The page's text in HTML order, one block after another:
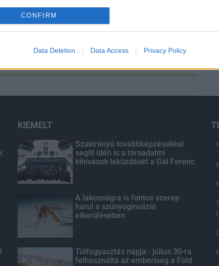
allow Google to enable storage related to security, including
functionality and fraud prevention, and other user protection.
CONFIRM
Data Deletion Data Access Privacy Policy
villamosenergia-rendszert a
KIEMELT
Szakirányú továbbképzésekkel
segíti idén is a társadalmi
kihívások leküzdését a Gál Ferenc
A lakosságra is fontos szerep
hárul a szúnyoginvázió
elkerülésében
Túlfogyasztás napja - július 30-ra
felhasználta az emberiség a Föld